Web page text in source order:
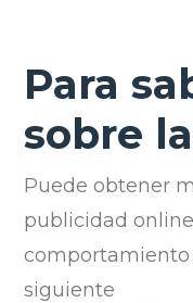
Para
sobre
Puede obtener
publicidad
comportamiento
siguiente